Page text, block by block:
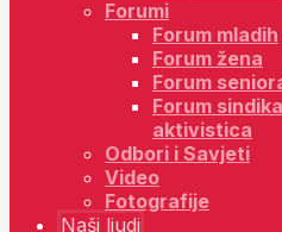
Forumi
Forum mladih
Forum žena
Forum
Forum
aktivistica
Odbori i Savjeti
Video
Fotografije
Naši ljudi